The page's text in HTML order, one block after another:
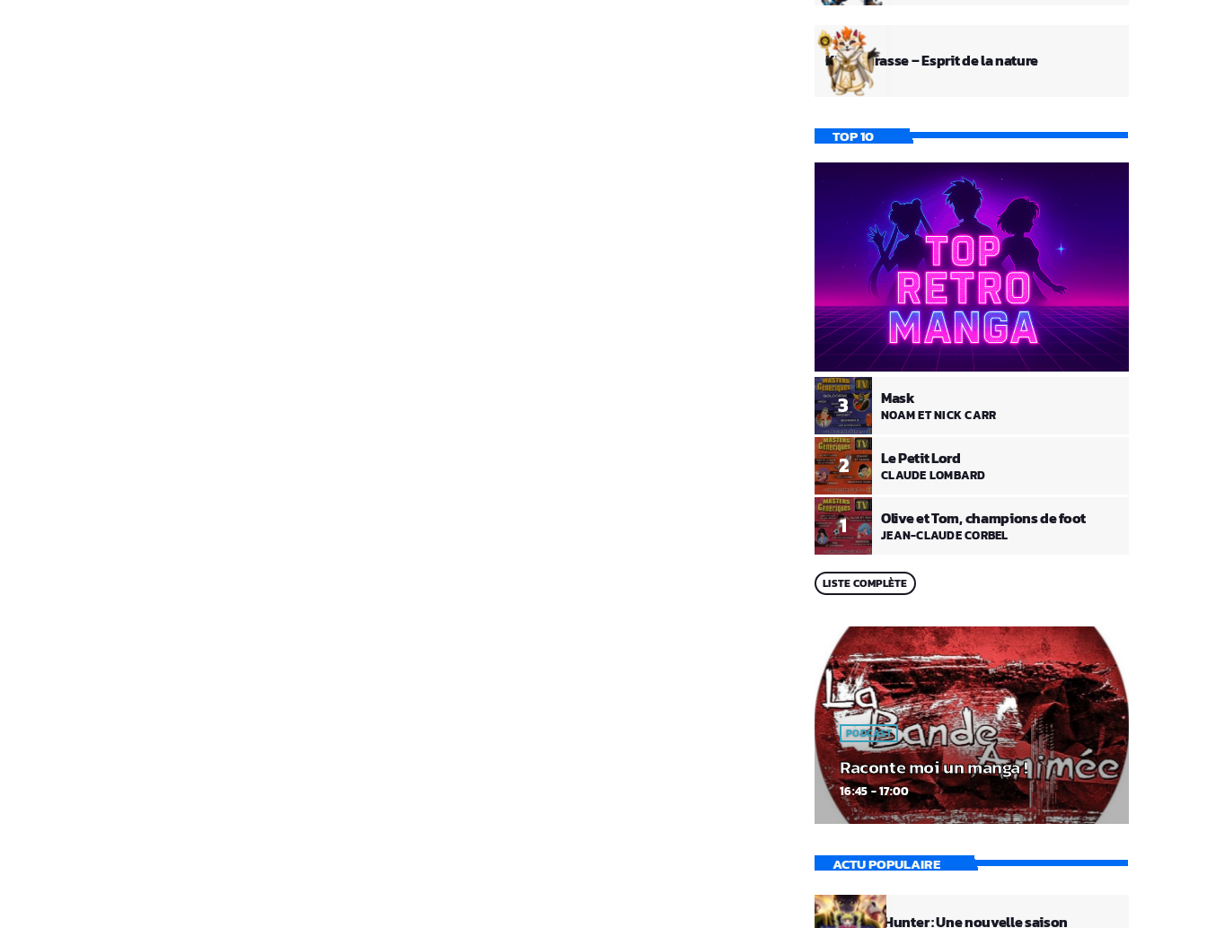
Kid Fourasse – Esprit de la nature
TOP 10
1 Olive et Tom, champions de foot
JEAN-CLAUDE CORBEL
2 Le Petit Lord
CLAUDE LOMBARD
3 Mask
NOAM ET NICK CARR
LISTE COMPLÈTE
PODCAST
Raconte moi un manga !
16:45 - 17:00
ACTU POPULAIRE
Hunter x Hunter : Une nouvelle saison